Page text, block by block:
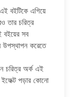
বইটিকে এগিয়ে
তার চরিত্র
বইয়ের সব
উপস্থাপন করেতে
চরিত্র অর্ক এই
পড়ার কোনো